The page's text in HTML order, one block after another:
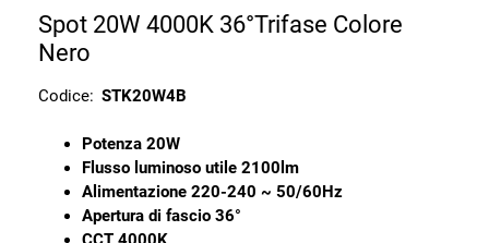
Spot 20W 4000K 36°Trifase Colore
Nero
Codice: STK20W4B
Potenza 20W
Flusso luminoso utile 2100lm
Alimentazione 220-240 ~ 50/60Hz
Apertura di fascio 36°